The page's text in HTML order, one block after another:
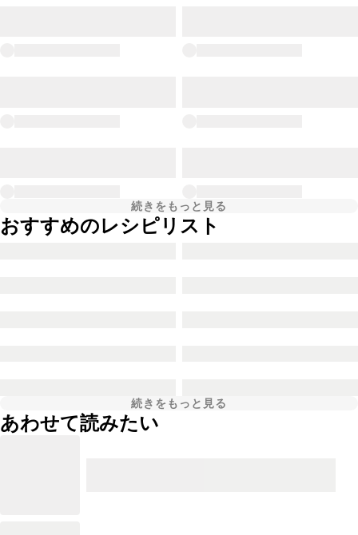
続きをもっと見る
おすすめのレシピリスト
続きをもっと見る
あわせて読みたい